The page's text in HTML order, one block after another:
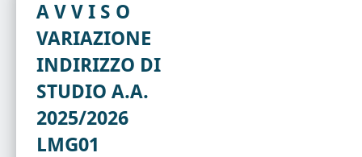
A V V I S O
VARIAZIONE
INDIRIZZO DI
STUDIO A.A.
2025/2026
LMG01